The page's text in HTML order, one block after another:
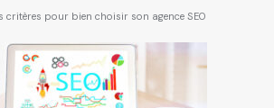
critères pour bien choisir son agence SEO